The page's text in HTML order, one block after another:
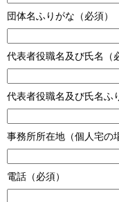
団体名ふりがな（必須）
代表者役職名及び氏名（
代表者役職名及び氏名ふ
事務所所在地（個人宅の
電話（必須）